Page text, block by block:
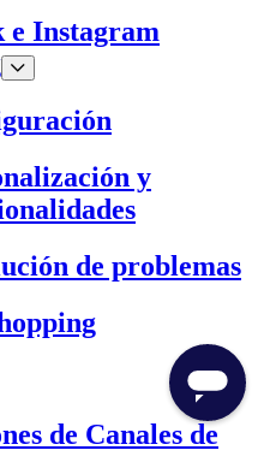
e Instagram
y
de problemas
de Canales de